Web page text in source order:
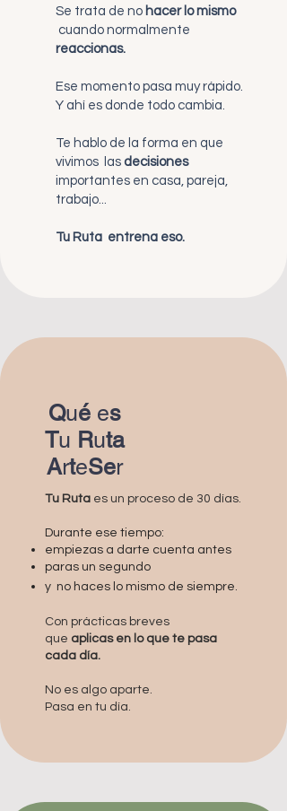
Se trata de no hacer lo mismo
cuando normalmente
reaccionas.
Ese momento pasa muy rápido.
Y ahí es donde todo cambia.
Te hablo de la forma en que
vivimos
las decisiones
importantes en casa, pareja,
trabajo...
Tu Ruta entrena eso.
Qué es
Tu Ruta
ArteSer
Tu Ruta es un proceso de 30 días.
Durante ese tiempo:
empiezas a darte cuenta antes
paras un segundo
y no haces lo mismo de siempre.
Con prácticas breves
que aplicas en lo que te pasa
cada día.
No es algo aparte.
Pasa en tu día.